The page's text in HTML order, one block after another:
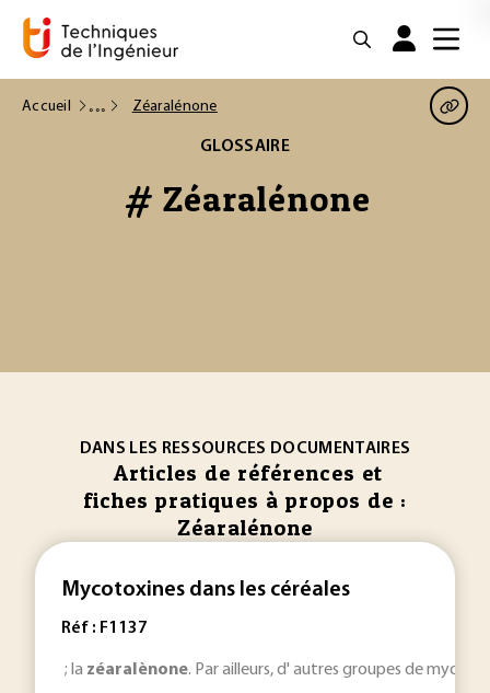
Accueil Zéaralénone
GLOSSAIRE
# Zéaralénone
DANS LES RESSOURCES DOCUMENTAIRES
Articles de références et
fiches pratiques à propos de :
Zéaralénone
Mycotoxines dans les céréales
Réf : F1137
; la zéaralènone. Par ailleurs, d' autres groupes de